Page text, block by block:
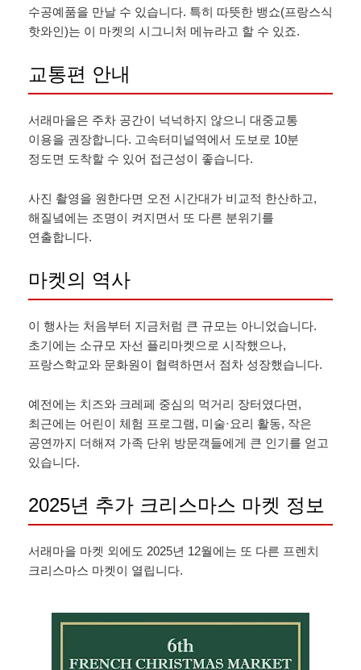
수공예품을 만날 수 있습니다. 특히 따뜻한 뱅쇼(프랑스식
핫와인)는 이 마켓의 시그니처 메뉴라고 할 수 있죠.
교통편 안내
서래마을은 주차 공간이 넉넉하지 않으니 대중교통
이용을 권장합니다. 고속터미널역에서 도보로 10분
정도면 도착할 수 있어 접근성이 좋습니다.
사진 촬영을 원한다면 오전 시간대가 비교적 한산하고,
해질녘에는 조명이 켜지면서 또 다른 분위기를
연출합니다.
마켓의 역사
이 행사는 처음부터 지금처럼 큰 규모는 아니었습니다.
초기에는 소규모 자선 플리마켓으로 시작했으나,
프랑스학교와 문화원이 협력하면서 점차 성장했습니다.
예전에는 치즈와 크레페 중심의 먹거리 장터였다면,
최근에는 어린이 체험 프로그램, 미술·요리 활동, 작은
공연까지 더해져 가족 단위 방문객들에게 큰 인기를 얻고
있습니다.
2025년 추가 크리스마스 마켓 정보
서래마을 마켓 외에도 2025년 12월에는 또 다른 프렌치
크리스마스 마켓이 열립니다.